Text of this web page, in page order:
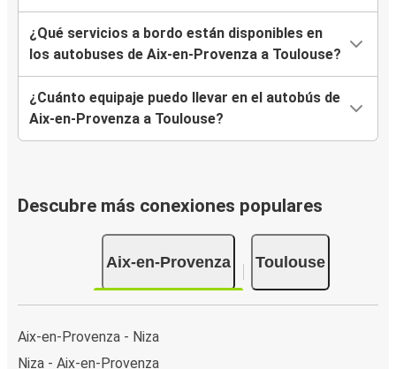
¿Qué servicios a bordo están disponibles en
los autobuses de Aix-en-Provenza a Toulouse?
¿Cuánto equipaje puedo llevar en el autobús de
Aix-en-Provenza a Toulouse?
Descubre más conexiones populares
Aix-en-Provenza Toulouse
Aix-en-Provenza - Niza
Niza - Aix-en-Provenza